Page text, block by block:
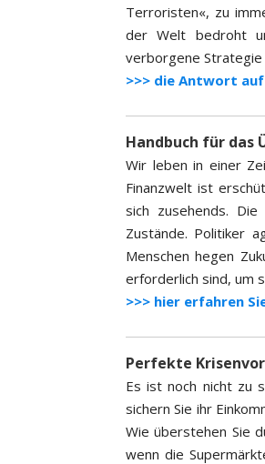
Terroristen«, zu
der Welt bedroht
verborgene
>>> die Antwort
Handbuch für das
Wir leben in einer
Finanzwelt ist
sich zusehends.
Zustände. Politiker
Menschen hegen
erforderlich sind, um
>>> hier erfahren
Perfekte
Es ist noch nicht zu
sichern Sie ihr
Wie überstehen Sie
wenn die